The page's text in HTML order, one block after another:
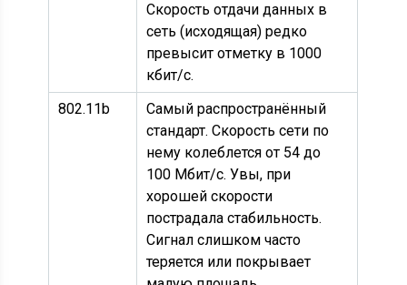
Скорость отдачи данных в
сеть (исходящая) редко
превысит отметку в 1000
кбит/с.
802.11b
Самый распространённый
стандарт. Скорость сети по
нему колеблется от 54 до
100 Мбит/с. Увы, при
хорошей скорости
пострадала стабильность.
Сигнал слишком часто
теряется или покрывает